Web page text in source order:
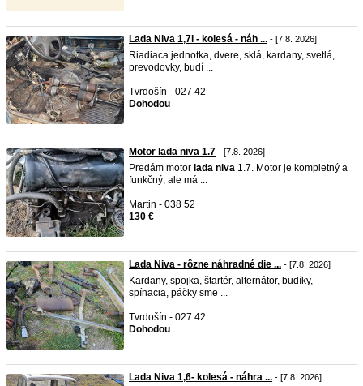
Lada Niva 1,7i - kolesá - náh ... - [7.8. 2026]
Riadiaca jednotka, dvere, sklá, kardany, svetlá,
prevodovky, budí ...
Tvrdošín - 027 42
Dohodou
Motor lada niva 1.7 - [7.8. 2026]
Predám motor lada niva 1.7. Motor je kompletný a
funkčný, ale má ...
Martin - 038 52
130 €
Lada Niva - rôzne náhradné die ... - [7.8. 2026]
Kardany, spojka, štartér, alternátor, budíky,
spínacia, páčky sme ...
Tvrdošín - 027 42
Dohodou
Lada Niva 1,6- kolesá - náhra ... - [7.8. 2026]